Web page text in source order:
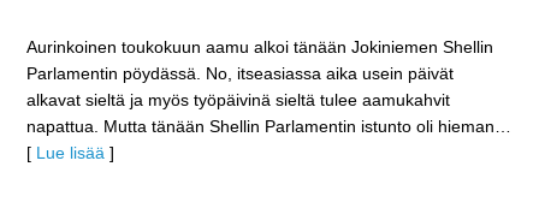
Aurinkoinen toukokuun aamu alkoi tänään Jokiniemen Shellin
Parlamentin pöydässä. No, itseasiassa aika usein päivät
alkavat sieltä ja myös työpäivinä sieltä tulee aamukahvit
napattua. Mutta tänään Shellin Parlamentin istunto oli hieman
[ Lue lisää ]